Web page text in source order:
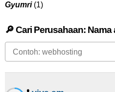
Gyumri(1)
🔎 Cari Perusahaan: